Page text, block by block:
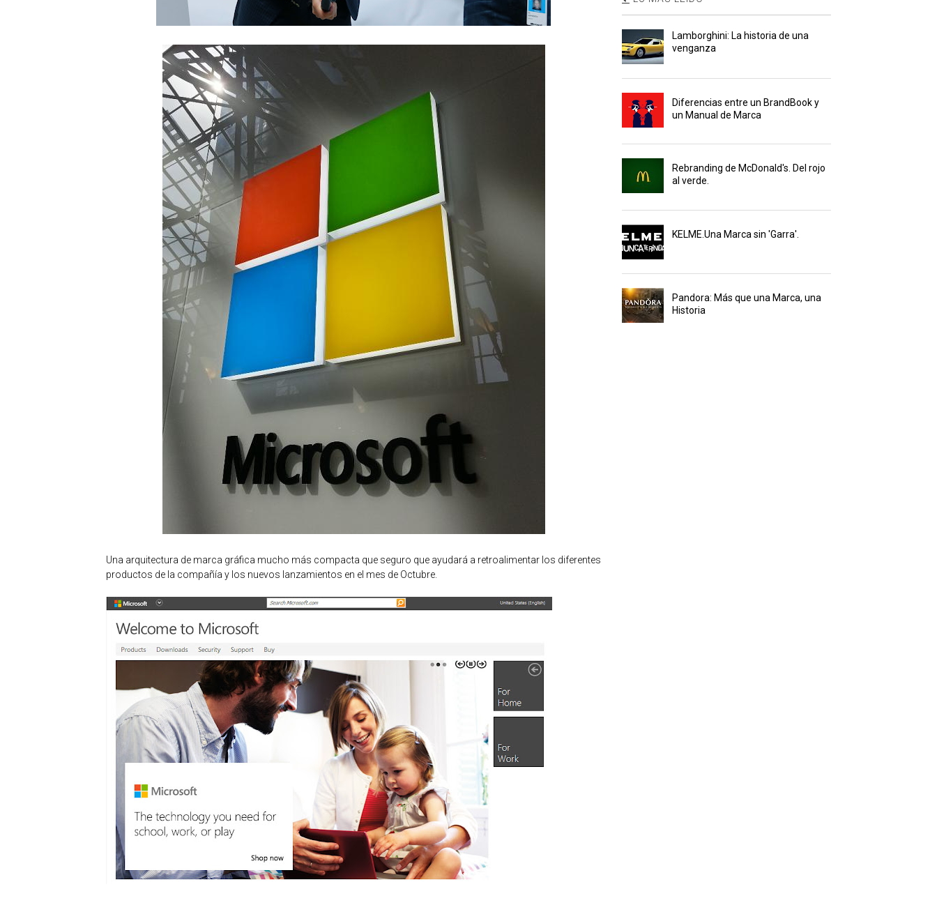
Una arquitectura de marca gráfica mucho más compacta que seguro que ayudará a retroalimentar los diferentes
productos de la compañía y los nuevos lanzamientos en el mes de Octubre.
Lamborghini: La historia de una
venganza
Diferencias entre un BrandBook y
un Manual de Marca
Rebranding de McDonald's. Del rojo
al verde.
KELME.Una Marca sin 'Garra'.
Pandora: Más que una Marca, una
Historia